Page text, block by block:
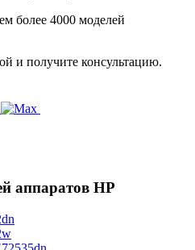
более 4000 моделей
и получите консультацию.
аппаратов HP